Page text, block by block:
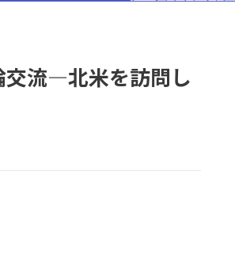
交流―北米を訪問し